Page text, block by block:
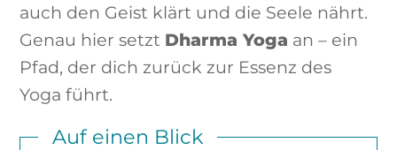
auch den Geist klärt und die Seele nährt.
Genau hier setzt Dharma Yoga an – ein
Pfad, der dich zurück zur Essenz des
Yoga führt.
Auf einen Blick